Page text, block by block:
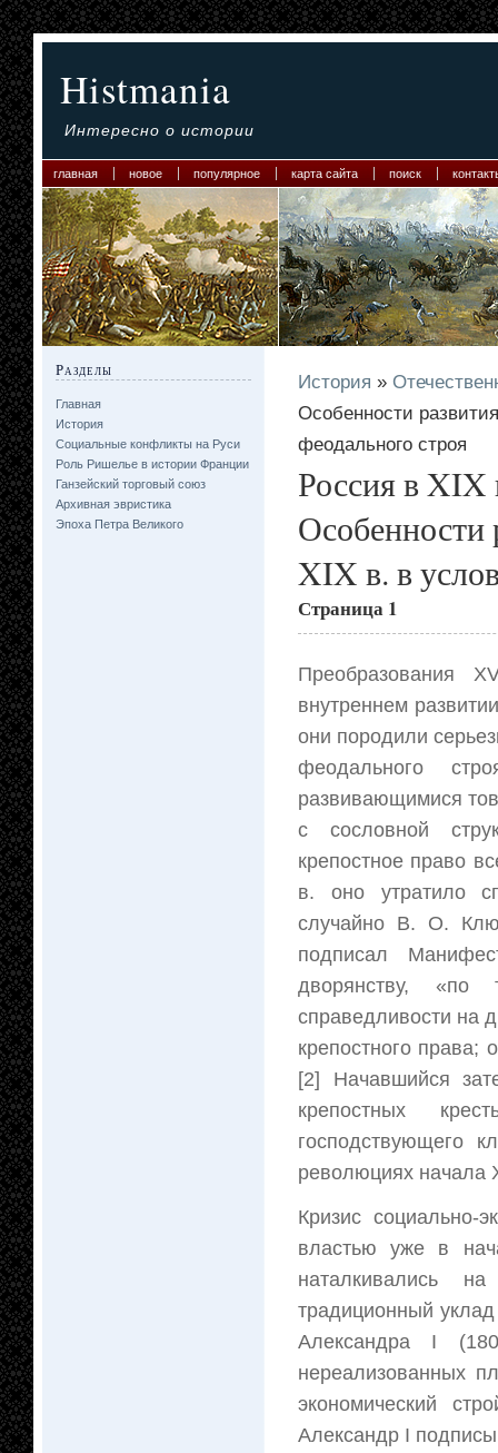
Histmania
Интересно о истории
главная новое популярное карта сайта поиск
Разделы
Главная
История
Социальные конфликты на Руси
Роль Ришелье в истории Франции
Ганзейский торговый союз
Архивная эвристика
Эпоха Петра Великого
История »
Особенности
феодального строя
Россия в XIX
Особенности
XIX в. в
Страница 1
Преобразования
внутреннем
они породили
феодального
развивающимися
с сословной
крепостное право
в. оно утратило
случайно В. О.
подписал
дворянству, «по
справедливости на
крепостного права;
[2] Начавшийся
крепостных
господствующего
революциях начала
Кризис социально-
властью уже в
наталкивались
традиционный
Александра I
нереализованных
экономический
Александр I